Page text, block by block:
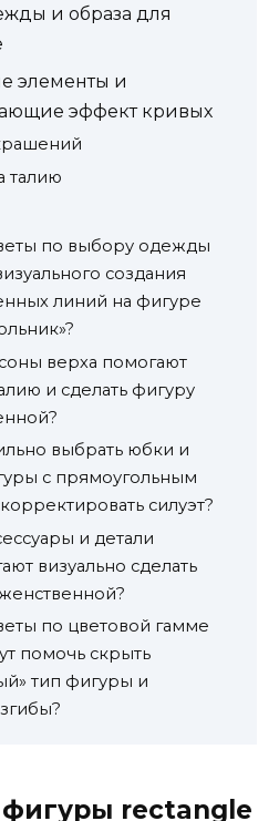
и образа для
элементы и
эффект кривых
талию
по выбору одежды
создания
линий на фигуре
верха помогают
и сделать фигуру
выбрать юбки и
с прямоугольным
силуэт?
и детали
визуально сделать
по цветовой гамме
помочь скрыть
тип фигуры и
rectangle